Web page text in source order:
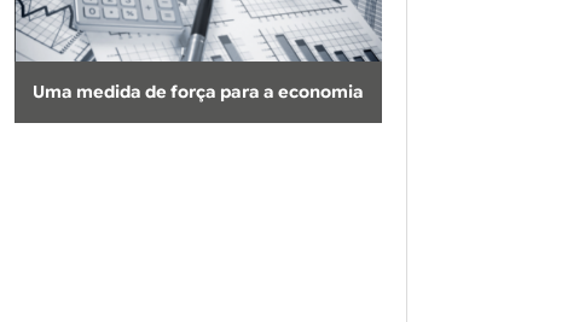
Uma medida de força para a economia